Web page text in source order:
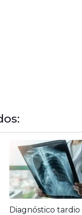
Diagnóstico tardio